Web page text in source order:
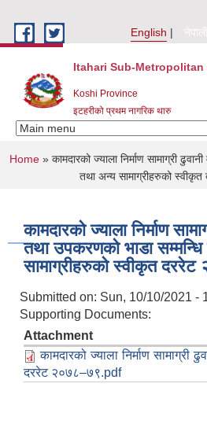
English
नेपाली
Itahari Sub-
Koshi Province
इटहरीको प्रथम नागरिक थारु
You are here
Home » कामदारको ज्याला निर्माण सामाग्री
तथा अन्य सामाग्रीहरुको
कामदारको ज्याला निर्माण
तथा उपकरणको भाडा
सामाग्रीहरुको स्वीकृत
Submitted on: Sun, 10/10/2021 -
Supporting Documents:
Attachment
कामदारको ज्याला निर्माण सामाग्री
दररेट २०७८–७९.pdf